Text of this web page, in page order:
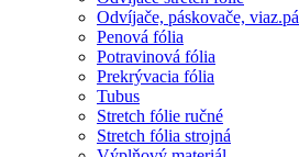
Odvíjače, páskovače,
Penová fólia
Potravinová fólia
Prekrývacia fólia
Tubus
Stretch fólie ručné
Stretch fólia strojná